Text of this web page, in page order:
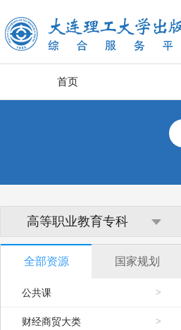
首页
高等职业教育专科
全部资源
公共课 >
财经商贸大类 >
国家规划